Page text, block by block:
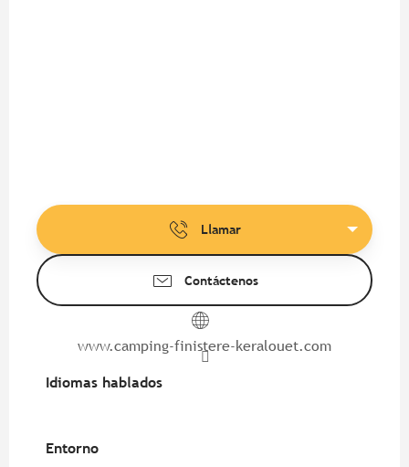
Llamar
Contáctenos
www.camping-finistere-keralouet.com
Idiomas hablados
Idiomas hablados
Entorno
Entorno